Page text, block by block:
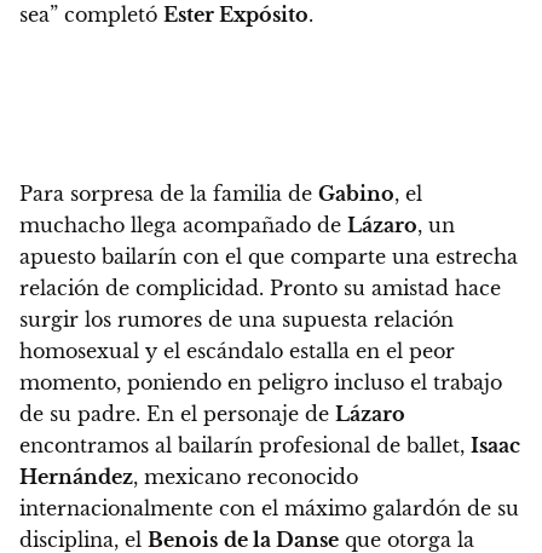
sea” completó Ester Expósito.
Para sorpresa de la familia de Gabino, el
muchacho llega acompañado de Lázaro, un
apuesto bailarín con el que comparte una estrecha
relación de complicidad. Pronto su amistad hace
surgir los rumores de una supuesta relación
homosexual y el escándalo estalla en el peor
momento, poniendo en peligro incluso el trabajo
de su padre. En el personaje de Lázaro
encontramos al bailarín profesional de ballet, Isaac
Hernández, mexicano reconocido
internacionalmente con el máximo galardón de su
disciplina, el Benois de la Danse que otorga la